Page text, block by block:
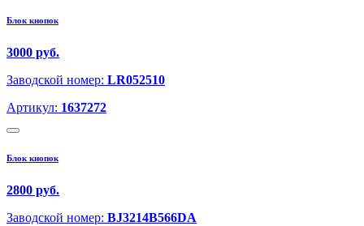
Блок кнопок
3000 руб.
Заводской номер: LR052510
Артикул: 1637272
Блок кнопок
2800 руб.
Заводской номер: BJ3214B566DA